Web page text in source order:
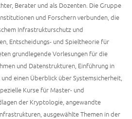
Berater und als Dozenten. Die Gruppe
und Forschern verbunden, die
Infrastrukturschutz und
Entscheidungs- und Spieltheorie für
grundlegende Vorlesungen für die
und Datenstrukturen, Einführung in
einen Überblick über Systemsicherheit,
Kurse für Master- und
der Kryptologie, angewandte
ausgewählte Themen in der